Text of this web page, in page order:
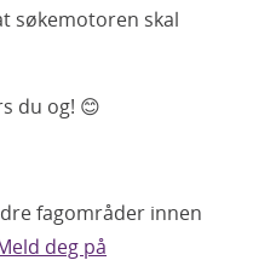
søkemotoren skal
du og! 😊
fagområder innen
deg på